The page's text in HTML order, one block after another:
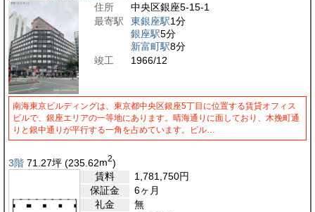
住所
中央区銀座5-15-1
最寄駅
東銀座駅1分
銀座駅5分
新富町駅8分
竣工
1966/12
南海東京ビルディングは、東京都中央区銀座5丁目に位置する賃貸オフィス
ビルで、銀座エリアの一等地にあります。晴海通りに面しており、木挽町通
りと銀中通りが平行する一角を占めています。ビル…
3階 71.27坪 (235.62m2)
賃料
1,781,750円
保証金
6ヶ月
礼金
無